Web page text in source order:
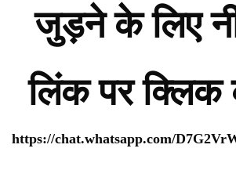
जुड़ने के लिए
लिंक पर
https://chat.whatsapp.com/